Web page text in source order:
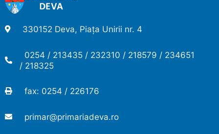
330152 Deva, Piața Unirii nr. 4
0254 / 213435 / 232310 / 218579 / 234651
/ 218325
fax: 0254 / 226176
primar@primariadeva.ro